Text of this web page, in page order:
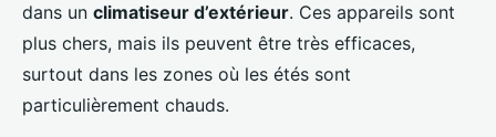
dans un climatiseur d’extérieur. Ces appareils sont
plus chers, mais ils peuvent être très efficaces,
surtout dans les zones où les étés sont
particulièrement chauds.